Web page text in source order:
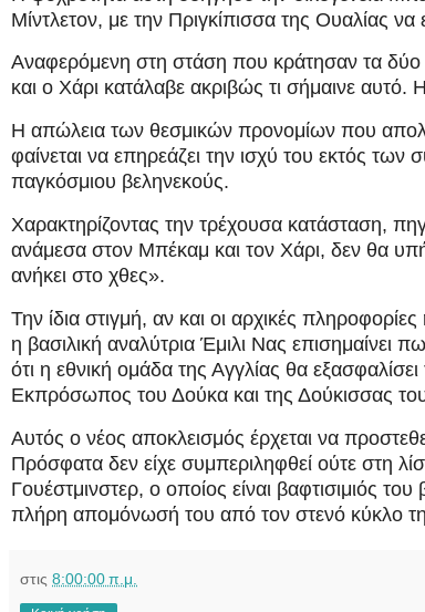
Μίντλετον, με την Πριγκίπισσα της Ουαλίας
Αναφερόμενη στη στάση που κράτησαν τα δύο
και ο Χάρι κατάλαβε ακριβώς τι σήμαινε αυτό.
Η απώλεια των θεσμικών προνομίων που
φαίνεται να επηρεάζει την ισχύ του εκτός των
παγκόσμιου βεληνεκούς.
Χαρακτηρίζοντας την τρέχουσα κατάσταση,
ανάμεσα στον Μπέκαμ και τον Χάρι, δεν θα
ανήκει στο χθες».
Την ίδια στιγμή, αν και οι αρχικές
η βασιλική αναλύτρια Έμιλι Νας επισημαίνει
ότι η εθνική ομάδα της Αγγλίας θα
Εκπρόσωπος του Δούκα και της Δούκισσας
Αυτός ο νέος αποκλεισμός έρχεται να
Πρόσφατα δεν είχε συμπεριληφθεί ούτε στη
Γουέστμινστερ, ο οποίος είναι βαφτισιμιός
πλήρη απομόνωσή του από τον στενό κύκλο
στις 8:00:00 π.μ.